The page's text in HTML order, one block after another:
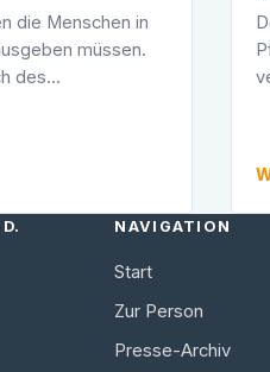
die Menschen in
müssen.
des
NAVIGATION
Start
Zur Person
Presse-Archiv